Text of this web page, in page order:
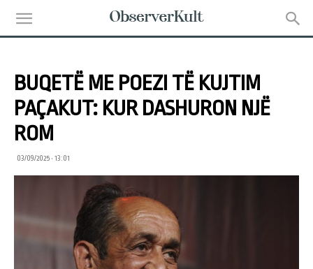
BUQETË ME POEZI TË KUJTIM
PAÇAKUT: KUR DASHURON NJË
ROM
03/09/2025 • 13:01